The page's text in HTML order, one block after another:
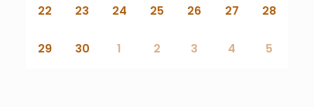
22 23 24 25 26 27 28
29 30 1 2 3 4 5